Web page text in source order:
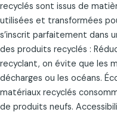
recyclés sont issus de
utilisées et transformées
s’inscrit parfaitement dans
des produits recyclés :
recyclant, on évite que les
décharges ou les océans.
matériaux recyclés
de produits neufs.